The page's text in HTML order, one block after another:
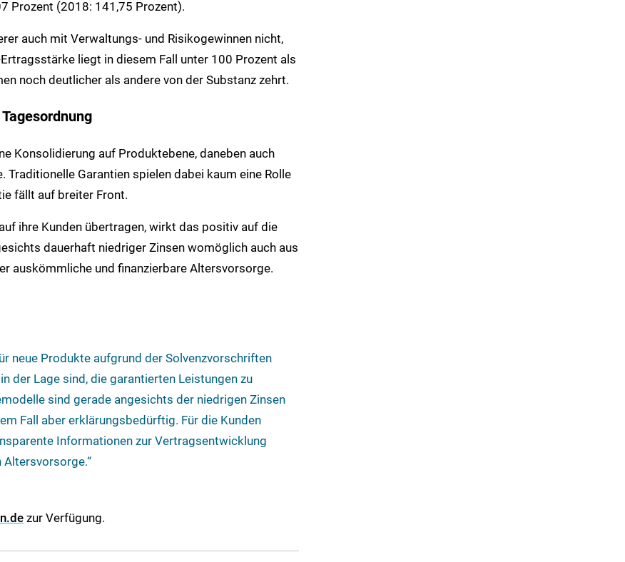
Prozent (2018: 141,75 Prozent).
auch mit Verwaltungs- und Risikogewinnen nicht,
liegt in diesem Fall unter 100 Prozent als
noch deutlicher als andere von der Substanz zehrt.
Konsolidierung auf Produktebene, daneben auch
Traditionelle Garantien spielen dabei kaum eine Rolle
fällt auf breiter Front.
ihre Kunden übertragen, wirkt das positiv auf die
dauerhaft niedriger Zinsen womöglich auch aus
auskömmliche und finanzierbare Altersvorsorge.
neue Produkte aufgrund der Solvenzvorschriften
der Lage sind, die garantierten Leistungen zu
sind gerade angesichts der niedrigen Zinsen
Fall aber erklärungsbedürftig. Für die Kunden
Informationen zur Vertragsentwicklung
zur Verfügung.